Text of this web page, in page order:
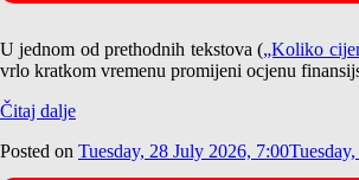
U jednom od prethodnih tekstova („Koliko
vrlo kratkom vremenu promijeni ocjenu
Čitaj dalje
Posted on Tuesday, 28 July 2026, 7:00